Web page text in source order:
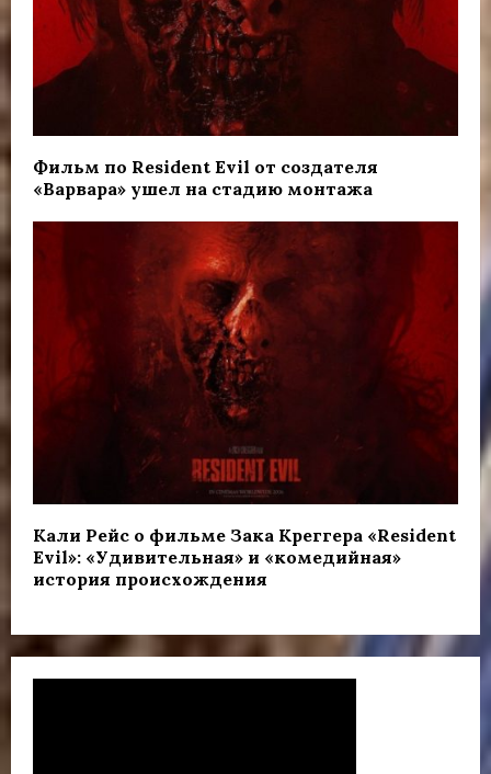
Фильм по Resident Evil от создателя
«Варвара» ушел на стадию монтажа
Кали Рейс о фильме Зака Креггера «Resident
Evil»: «Удивительная» и «комедийная»
история происхождения